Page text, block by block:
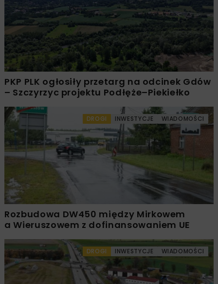
PKP PLK ogłosiły przetarg na odcinek Gdów
– Szczyrzyc projektu Podłęże–Piekiełko
DROGI INWESTYCJE WIADOMOŚCI
Rozbudowa DW450 między Mirkowem
a Wieruszowem z dofinansowaniem UE
DROGI INWESTYCJE WIADOMOŚCI